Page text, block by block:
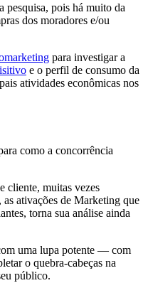
pesquisa, pois há muito da
dos moradores e/ou
para investigar a
e o perfil de consumo da
atividades econômicas nos
como a concorrência
cliente, muitas vezes
ativações de Marketing que
torna sua análise ainda
uma lupa potente — com
o quebra-cabeças na
público.